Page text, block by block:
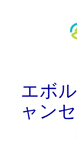
エボ
ャン